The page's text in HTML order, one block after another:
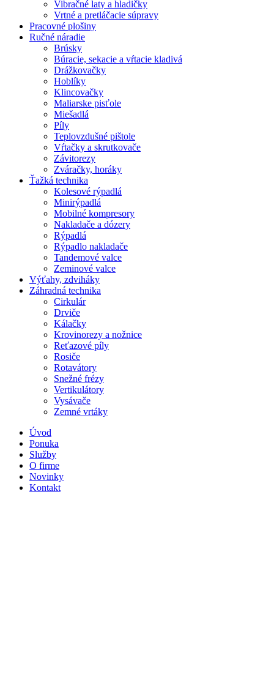
Vibračné laty a hladičky
Vrtné a pretláčacie súpravy
Pracovné plošiny
Ručné náradie
Brúsky
Búracie, sekacie a vŕtacie kladivá
Drážkovačky
Hoblíky
Klincovačky
Maliarske pisťole
Miešadlá
Píly
Teplovzdušné pištole
Vŕtačky a skrutkovače
Závitorezy
Zváračky, horáky
Ťažká technika
Kolesové rýpadlá
Minirýpadlá
Mobilné kompresory
Nakladače a dózery
Rýpadlá
Rýpadlo nakladače
Tandemové valce
Zeminové valce
Výťahy, zdviháky
Záhradná technika
Cirkulár
Drviče
Kálačky
Krovinorezy a nožnice
Reťazové píly
Rosiče
Rotavátory
Snežné frézy
Vertikulátory
Vysávače
Zemné vrtáky
Úvod
Ponuka
Služby
O firme
Novinky
Kontakt